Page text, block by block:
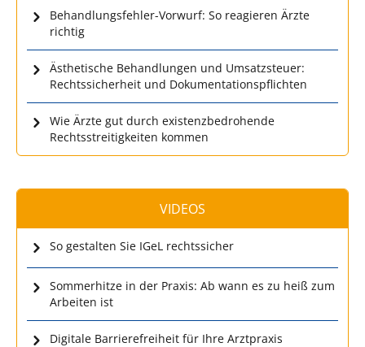
Behandlungsfehler-Vorwurf: So reagieren Ärzte
richtig
Ästhetische Behandlungen und Umsatzsteuer:
Rechtssicherheit und Dokumentationspflichten
Wie Ärzte gut durch existenzbedrohende
Rechtsstreitigkeiten kommen
VIDEOS
So gestalten Sie IGeL rechtssicher
Sommerhitze in der Praxis: Ab wann es zu heiß zum
Arbeiten ist
Digitale Barrierefreiheit für Ihre Arztpraxis